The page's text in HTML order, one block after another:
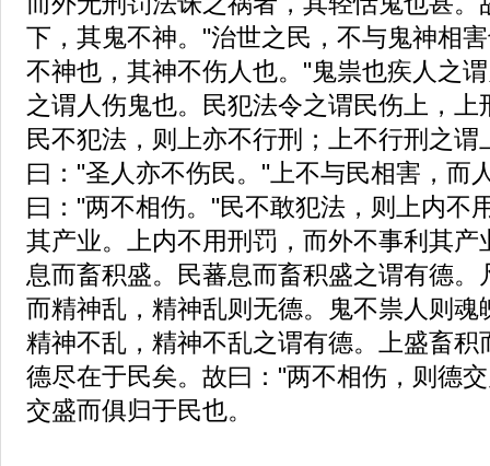
下，其鬼不神。"治世之民，不与鬼神相
不神也，其神不伤人也。"鬼祟也疾人之
之谓人伤鬼也。民犯法令之谓民伤上，
民不犯法，则上亦不行刑；上不行刑之谓
曰："圣人亦不伤民。"上不与民相害，而
曰："两不相伤。"民不敢犯法，则上内不
其产业。上内不用刑罚，而外不事利其产
息而畜积盛。民蕃息而畜积盛之谓有德。
而精神乱，精神乱则无德。鬼不祟人则魂
精神不乱，精神不乱之谓有德。上盛畜积
德尽在于民矣。故曰："两不相伤，则德
交盛而俱归于民也。